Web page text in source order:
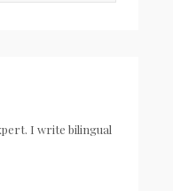
I write bilingual